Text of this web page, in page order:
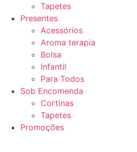
Tapetes
Presentes
Acessórios
Aroma terapia
Bolsa
Infantil
Para Todos
Sob Encomenda
Cortinas
Tapetes
Promoções